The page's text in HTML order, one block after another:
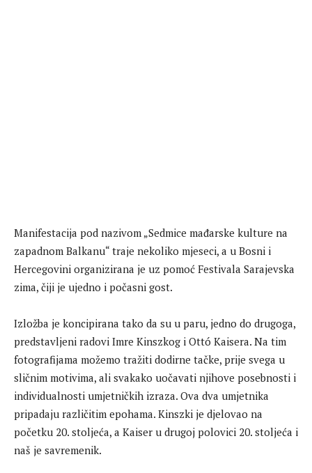
Manifestacija pod nazivom „Sedmice mađarske kulture na
zapadnom Balkanu“ traje nekoliko mjeseci, a u Bosni i
Hercegovini organizirana je uz pomoć Festivala Sarajevska
zima, čiji je ujedno i počasni gost.
Izložba je koncipirana tako da su u paru, jedno do drugoga,
predstavljeni radovi Imre Kinszkog i Ottó Kaisera. Na tim
fotografijama možemo tražiti dodirne tačke, prije svega u
sličnim motivima, ali svakako uočavati njihove posebnosti i
individualnosti umjetničkih izraza. Ova dva umjetnika
pripadaju različitim epohama. Kinszki je djelovao na
početku 20. stoljeća, a Kaiser u drugoj polovici 20. stoljeća i
naš je savremenik.